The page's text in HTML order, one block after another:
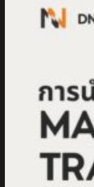
หลอดไฟ
สินค้า Lighting
LED
LED
LED
Power
LED
Wall
Bollard